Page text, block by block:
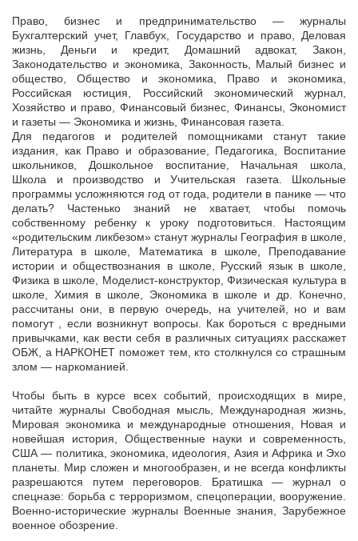
Право, бизнес и предпринимательство — журналы
Бухгалтерский учет, Главбух, Государство и право, Деловая
жизнь, Деньги и кредит, Домашний адвокат, Закон,
Законодательство и экономика, Законность, Малый бизнес и
общество, Общество и экономика, Право и экономика,
Российская юстиция, Российский экономический журнал,
Хозяйство и право, Финансовый бизнес, Финансы, Экономист
и газеты — Экономика и жизнь, Финансовая газета.
Для педагогов и родителей помощниками станут такие
издания, как Право и образование, Педагогика, Воспитание
школьников, Дошкольное воспитание, Начальная школа,
Школа и производство и Учительская газета. Школьные
программы усложняются год от года, родители в панике — что
делать? Частенько знаний не хватает, чтобы помочь
собственному ребенку к уроку подготовиться. Настоящим
«родительским ликбезом» станут журналы География в школе,
Литература в школе, Математика в школе, Преподавание
истории и обществознания в школе, Русский язык в школе,
Физика в школе, Моделист-конструктор, Физическая культура в
школе, Химия в школе, Экономика в школе и др. Конечно,
рассчитаны они, в первую очередь, на учителей, но и вам
помогут , если возникнут вопросы. Как бороться с вредными
привычками, как вести себя в различных ситуациях расскажет
ОБЖ, а НАРКОНЕТ поможет тем, кто столкнулся со страшным
злом — наркоманией.
Чтобы быть в курсе всех событий, происходящих в мире,
читайте журналы Свободная мысль, Международная жизнь,
Мировая экономика и международные отношения, Новая и
новейшая история, Общественные науки и современность,
США — политика, экономика, идеология, Азия и Африка и Эхо
планеты. Мир сложен и многообразен, и не всегда конфликты
разрешаются путем переговоров. Братишка — журнал о
спецназе: борьба с терроризмом, спецоперации, вооружение.
Военно-исторические журналы Военные знания, Зарубежное
военное обозрение.